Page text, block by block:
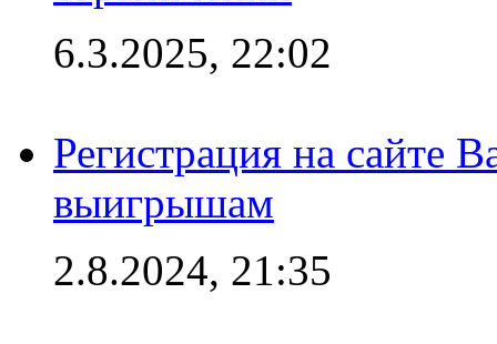
6.3.2025, 22:02
Регистрация на сайте
выигрышам
2.8.2024, 21:35